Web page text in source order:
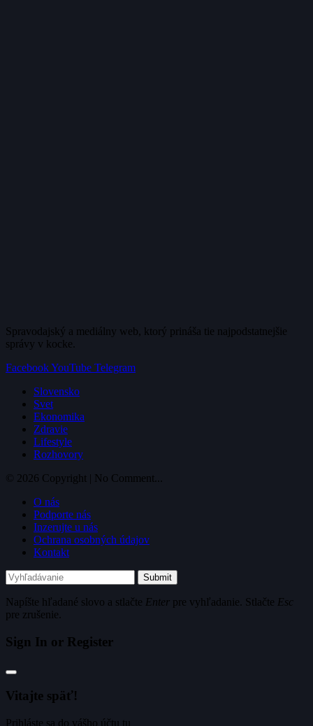
Spravodajský a mediálny web, ktorý prináša tie najpodstatnejšie
správy v kocke.
FacebookYouTube Telegram
Slovensko
Svet
Ekonomika
Zdravie
Lifestyle
Rozhovory
© 2026 Copyright | No Comment...
O nás
Podporte nás
Inzerujte u nás
Ochrana osobných údajov
Kontakt
Submit
Napíšte hľadané slovo a stlačte Enter pre vyhľadanie. Stlačte Esc
pre zrušenie.
Sign In or Register
Vitajte späť!
Prihláste sa do vášho účtu tu